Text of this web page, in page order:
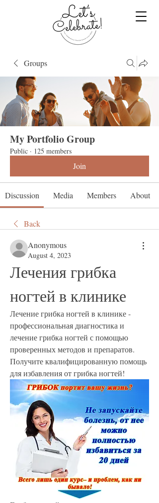
Groups
My Portfolio Group
Public · 125 members
Join
Discussion Media Members About
Back
Anonymous
August 4, 2023
Лечения грибка
ногтей в клинике
Лечение грибка ногтей в клинике -
профессиональная диагностика и
лечение грибка ногтей с помощью
проверенных методов и препаратов.
Получите квалифицированную помощь
для избавления от грибка ногтей!